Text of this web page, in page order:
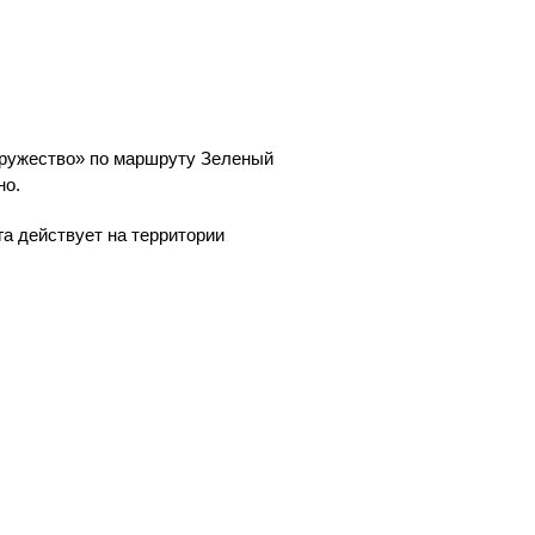
по маршруту Зеленый
действует на территории